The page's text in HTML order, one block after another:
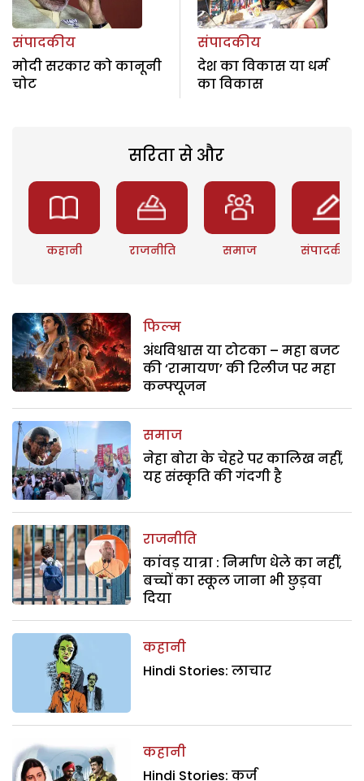
संपादकीय
मोदी सरकार को कानूनी
चोट
संपादकीय
देश का विकास या धर्म
का विकास
सरिता से और
कहानी राजनीति समाज संपादकीय
फिल्म
अंधविश्वास या टोटका – महा बजट
की ‘रामायण’ की रिलीज पर महा
कन्फ्यूजन
समाज
नेहा बोरा के चेहरे पर कालिख नहीं,
यह संस्कृति की गंदगी है
राजनीति
कांवड़ यात्रा : निर्माण धेले का नहीं,
बच्चों का स्कूल जाना भी छुड़वा
दिया
कहानी
Hindi Stories: लाचार
कहानी
Hindi Stories: कर्ज